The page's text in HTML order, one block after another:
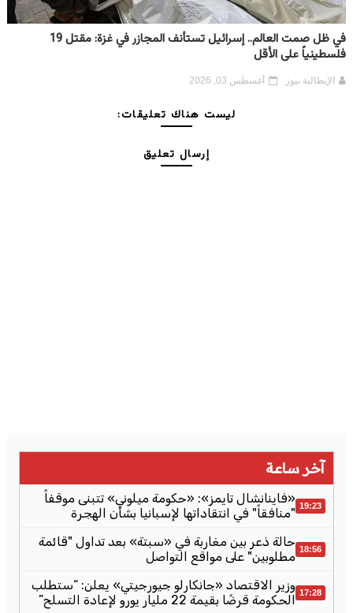
في ظل صمت العالم.. إسرائيل تستأنف المجازر في غزة: مقتل 19
فلسطينياً على الأقل
الإيطالية نيوز أغسطس 03, 2026
ليست هناك تعليقات:
إرسال تعليق
آخر ساعة
19:23 «فاينانشال تايمز»: «حكومة ميلوني» تتبنى موقفاً
"منافقاً" في انتقاداتها لإسبانيا بشأن الهجرة
18:56 حالة ذعر بين مغاربة في «سبتة» بعد تداول "قائمة
مطلوبين" على مواقع التواصل
17:28 وزير الاقتصاد «جانكارلو جيورجيتي» يعلن: “ستطلب
الحكومة قرضًا بقيمة 22 مليار يورو لإعادة التسلح”